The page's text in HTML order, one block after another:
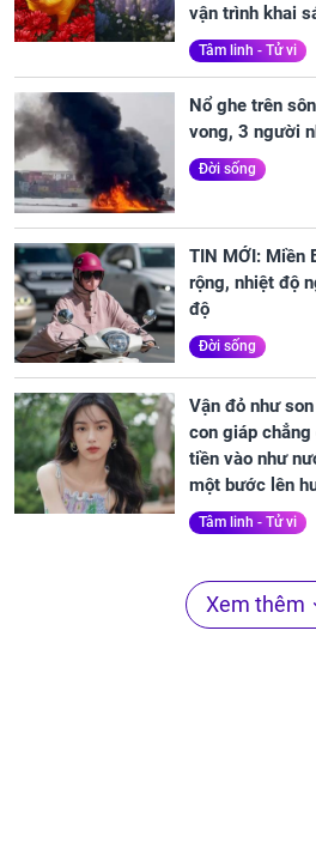
vận trình khai
Tâm linh - Tử vi
Nổ ghe trên
vong, 3 người
Đời sống
TIN MỚI: Miền
rộng, nhiệt độ
độ
Đời sống
Vận đỏ như
con giáp
tiền vào như
một bước lên
Tâm linh - Tử vi
Xem thêm